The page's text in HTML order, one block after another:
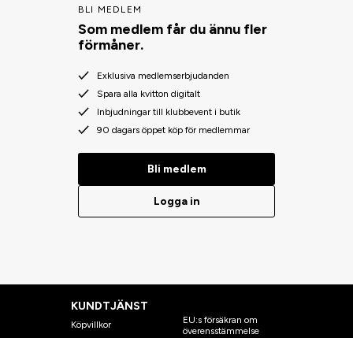
BLI MEDLEM
Som medlem får du ännu fler
förmåner.
Exklusiva medlemserbjudanden
Spara alla kvitton digitalt
Inbjudningar till klubbevent i butik
90 dagars öppet köp för medlemmar
Bli medlem
Logga in
KUNDTJÄNST
Köpvillkor
EU:s försäkran om
överensstämmelse